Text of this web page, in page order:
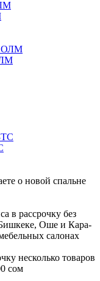
о новой спальне
в рассрочку без
Бишкеке, Оше и Кара-
салонах
несколько товаров
сом